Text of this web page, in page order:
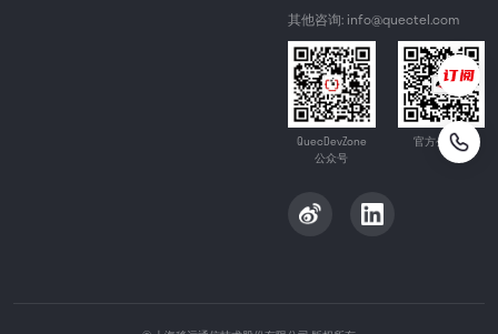
其他咨询: info@quectel.com
QuecDevZone
公众号
官方公众号